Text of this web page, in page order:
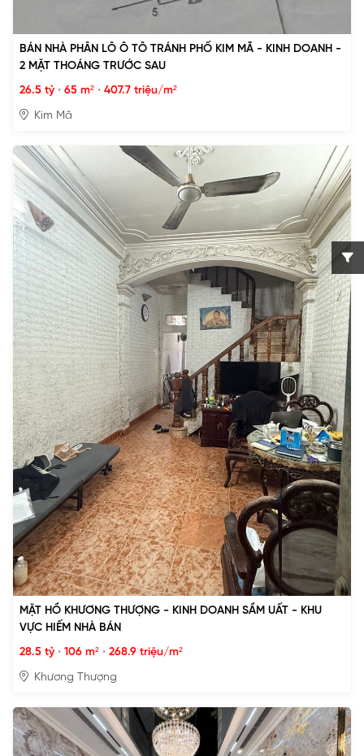
BÁN NHÀ PHÂN LÔ Ô TÔ TRÁNH PHỐ KIM MÃ - KINH DOANH -
2 MẶT THOÁNG TRƯỚC SAU
26.5 tỷ • 65 m² • 407.7 triệu/m²
Kim Mã
MẶT HỒ KHƯƠNG THƯỢNG - KINH DOANH SẦM UẤT - KHU
VỰC HIẾM NHÀ BÁN
28.5 tỷ • 106 m² • 268.9 triệu/m²
Khương Thượng